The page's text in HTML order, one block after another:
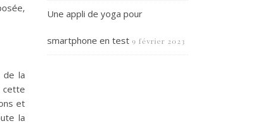
de la
cette
et
la
Une appli de yoga pour
smartphone en test 9 février 2023